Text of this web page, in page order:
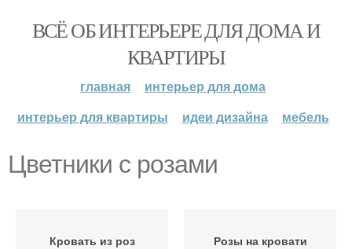
ВСЁ ОБ ИНТЕРЬЕРЕ ДЛЯ ДОМА И
КВАРТИРЫ
главная
интерьер для дома
интерьер для квартиры
идеи дизайна мебель
Цветники с розами
Кровать из роз Розы на кровати